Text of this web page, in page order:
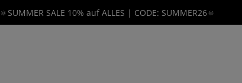
🔅SUMMER SALE 10% auf ALLES | CODE: SUMMER26🔅